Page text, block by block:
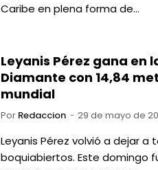
Caribe en plena forma de…
Leyanis Pérez gana en
Diamante con 14,84
mundial
Por Redaccion 29 de mayo de
Leyanis Pérez volvió a dejar a
boquiabiertos. Este domingo